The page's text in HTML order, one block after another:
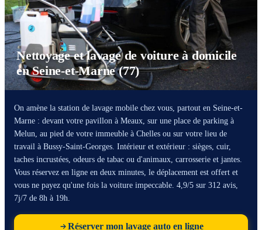
Nettoyage et lavage de voiture à domicile
en Seine-et-Marne (77)
On amène la station de lavage mobile chez vous, partout en Seine-et-
Marne : devant votre pavillon à Meaux, sur une place de parking à
Melun, au pied de votre immeuble à Chelles ou sur votre lieu de
travail à Bussy-Saint-Georges. Intérieur et extérieur : sièges, cuir,
taches incrustées, odeurs de tabac ou d'animaux, carrosserie et jantes.
Vous réservez en ligne en deux minutes, le déplacement est offert et
vous ne payez qu'une fois la voiture impeccable. 4,9/5 sur 312 avis,
7j/7 de 8h à 19h.
Réserver mon lavage auto en ligne